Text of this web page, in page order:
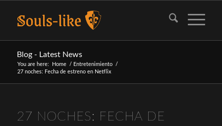
Blog - Latest News
You are here: Home / Entretenimiento
/
27 noches: Fecha de estreno en Netflix
27 NOCHES: FECHA DE